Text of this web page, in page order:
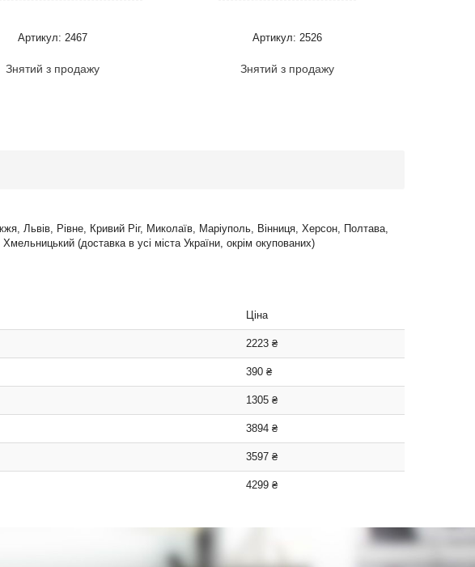
Артикул: 2467
Знятий з продажу
Артикул: 2526
Знятий з продажу
Львів, Рівне, Кривий Ріг, Миколаїв, Маріуполь, Вінниця, Херсон, Полтава,
(доставка в усі міста України, окрім окупованих)
Ціна
2223 ₴
390 ₴
1305 ₴
3894 ₴
3597 ₴
4299 ₴